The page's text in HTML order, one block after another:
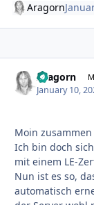
Aragorn
Aragorn
January 10,
Moin
Ich bin doch
mit einem LE-
Nun ist es so,
automatisch